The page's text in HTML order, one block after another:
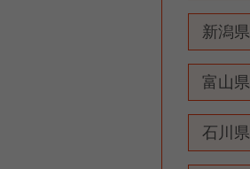
新潟県
富山県
石川県